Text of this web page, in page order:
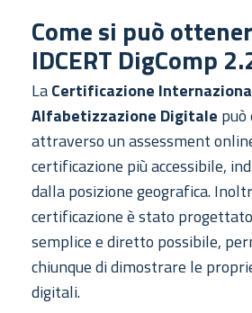
Come si può
IDCERT DigComp
LaCertificazione
Alfabetizzazione Digitale
attraverso un assessment
certificazione più accessibile,
dalla posizione geografica.
certificazione è stato
semplice e diretto possibile,
chiunque di dimostrare le
digitali.